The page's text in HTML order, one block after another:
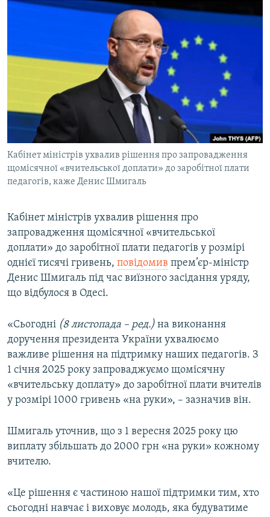
УКРАЇНА
СХЕМИ
МУЛЬТИМЕДІА
СПЕЦПРОЄКТИ
ПОДКАСТИ
КРИМ РЕАЛІЇ
РУС
УКР
КТАТ
Усі сайти RFE/RL
Кабінет міністрів ухвалив рішення про запровадження
щомісячної «вчительської доплати» до заробітної плати
педагогів, каже Денис Шмигаль
Кабінет міністрів ухвалив рішення про
запровадження щомісячної «вчительської
доплати» до заробітної плати педагогів у розмірі
однієї тисячі гривень, повідомив прем’єр-міністр
Денис Шмигаль під час виїзного засідання уряду,
що відбулося в Одесі.
«Сьогодні (8 листопада – ред.) на виконання
доручення президента України ухвалюємо
важливе рішення на підтримку наших педагогів. З
1 січня 2025 року запроваджуємо щомісячну
«вчительську доплату» до заробітної плати вчителів
у розмірі 1000 гривень «на руки», – зазначив він.
Шмигаль уточнив, що з 1 вересня 2025 року цю
виплату збільшать до 2000 грн «на руки» кожному
вчителю.
«Це рішення є частиною нашої підтримки тим, хто
сьогодні навчає і виховує молодь, яка будуватиме